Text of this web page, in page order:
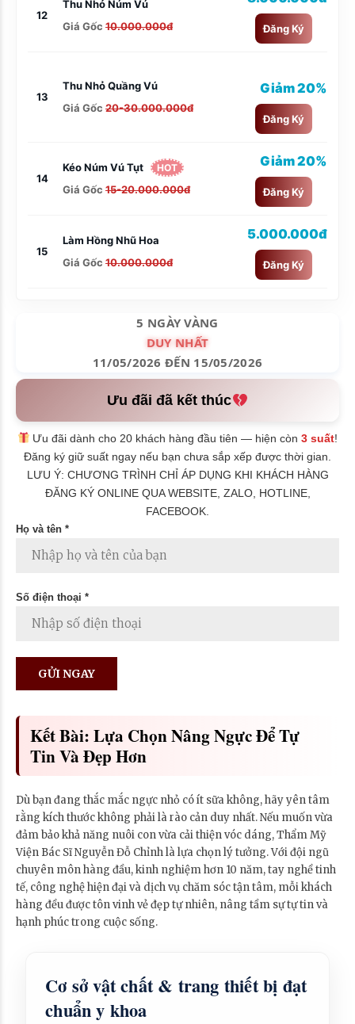
12
Thu Nhỏ Núm Vú
Giá Gốc 10.000.000đ Đăng Ký
13
Thu Nhỏ Quầng Vú
Giá Gốc 20-30.000.000đ
Giảm 20%
Đăng Ký
14
Kéo Núm Vú Tụt HOT
Giá Gốc 15-20.000.000đ
Giảm 20%
Đăng Ký
15
Làm Hồng Nhũ Hoa
Giá Gốc 10.000.000đ
5.000.000đ
Đăng Ký
5 NGÀY VÀNG
DUY NHẤT
11/05/2026 ĐẾN 15/05/2026
Ưu đãi đã kết thúc
Ưu đãi dành cho 20 khách hàng đầu tiên — hiện còn3 suất!
Đăng ký giữ suất ngay nếu bạn chưa sắp xếp được thời gian.
LƯU Ý: CHƯƠNG TRÌNH CHỈ ÁP DỤNG KHI KHÁCH HÀNG
ĐĂNG KÝ ONLINE QUA WEBSITE, ZALO, HOTLINE,
FACEBOOK.
Họ và tên *
Số điện thoại *
Kết Bài: Lựa Chọn Nâng Ngực Để Tự
Tin Và Đẹp Hơn
Dù bạn đang thắc mắc ngực nhỏ có ít sữa không, hãy yên tâm
rằng kích thước không phải là rào cản duy nhất. Nếu muốn vừa
đảm bảo khả năng nuôi con vừa cải thiện vóc dáng, Thẩm Mỹ
Viện Bác Sĩ Nguyễn Đỗ Chỉnh là lựa chọn lý tưởng. Với đội ngũ
chuyên môn hàng đầu, kinh nghiệm hơn 10 năm, tay nghề tinh
tế, công nghệ hiện đại và dịch vụ chăm sóc tận tâm, mỗi khách
hàng đều được tôn vinh vẻ đẹp tự nhiên, nâng tầm sự tự tin và
hạnh phúc trong cuộc sống.
Cơ sở vật chất & trang thiết bị đạt
chuẩn y khoa